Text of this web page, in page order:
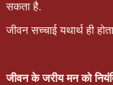
सकता है.
जीवन सच्चाई यथार्थ ही
जीवन के जरीय मन को